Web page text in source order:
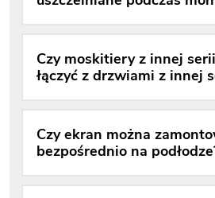
Czy moskitiery z innej
łączyć z drzwiami z innej
Czy ekran można
bezpośrednio na